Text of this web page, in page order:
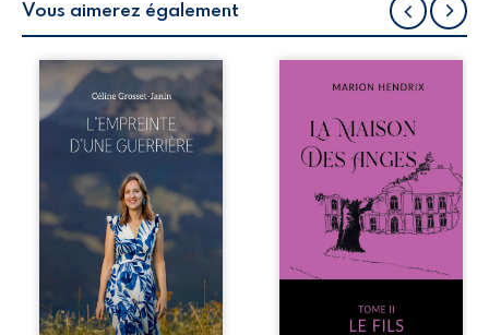
Vous aimerez également
Que reste-t-il de
l’enfance lorsque
la maladie impose
ses propres règles
? L’empreinte
d’une guerrière
livre, sans détour,
le récit d’un
quotidien
bouleversé par la
maladie
chronique,
l’errance médicale
et de longues
Nous sommes en
après le décès du
patriarche
Anatole-Eustache.
La famille devra
affronter non
seulement un
inconnu qui rôde
autour du
domaine et dont
Firmin, le fidèle
majordome,
redoute les visites,